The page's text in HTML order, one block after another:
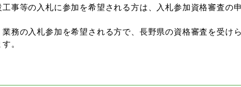
事等の入札に参加を希望される方は、入札参加資格審査の
務の入札参加を希望される方で、長野県の資格審査を受け
。